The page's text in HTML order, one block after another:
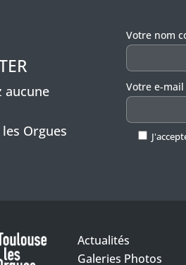
aucune
Orgues
Veuillez
Votre nom
Votre e-mail
Actualités
Galeries Photos